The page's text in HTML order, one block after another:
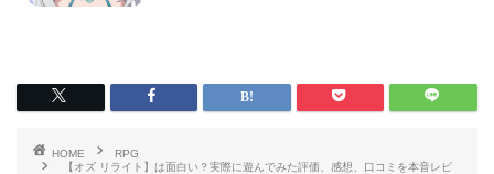
HOME
RPG
【オズ リライト】は面白い？実際に遊んでみた評価、感想、口コミを本音レビ